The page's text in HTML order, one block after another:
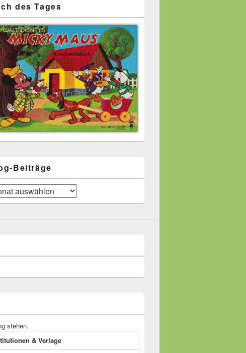
des Tages
Beiträge
stehen.
& Verlage